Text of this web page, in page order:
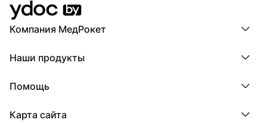
Компания МедРокет
О YDoc
Наши продукты
ПроТаблетки
МедТочка
Помощь
Регистрация врача
Карта сайта